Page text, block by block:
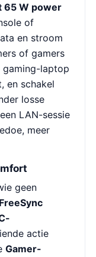
65 W power
of
en stroom
of gamers
gaming-laptop
en schakel
losse
LAN-sessie
meer
geen
actie
Gamer-